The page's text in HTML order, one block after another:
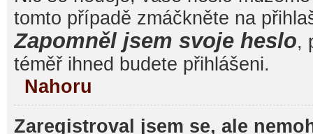
tomto případě zmáčkněte na
Zapomněl jsem svoje heslo,
téměř ihned budete přihlášeni.
Nahoru
Zaregistroval jsem se, ale